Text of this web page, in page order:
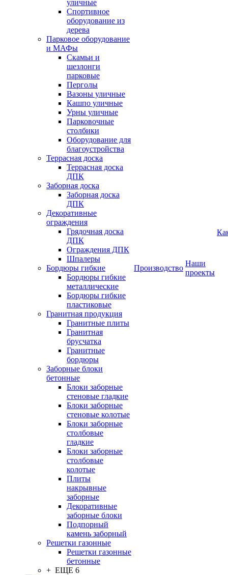
уличные
Спортивное
оборудование из
дерева
Парковое оборудование
и МАФы
Скамьи и
шезлонги
парковые
Перголы
Вазоны уличные
Кашпо уличные
Урны уличные
Парковочные
столбики
Оборудование для
благоустройства
Террасная доска
Террасная доска
ДПК
Заборная доска
Заборная доска
ДПК
Декоративные
ограждения
Грядочная доска
ДПК
Ограждения ДПК
Шпалеры
Бордюры гибкие
Бордюры гибкие
металлические
Бордюры гибкие
пластиковые
Гранитная продукция
Гранитные плиты
Гранитная
брусчатка
Гранитные
бордюры
Заборные блоки
бетонные
Блоки заборные
стеновые гладкие
Блоки заборные
стеновые колотые
Блоки заборные
столбовые
гладкие
Блоки заборные
столбовые
колотые
Плиты
накрывные
заборные
Декоративные
заборные блоки
Подпорный
камень заборный
Решетки газонные
Решетки газонные
бетонные
+ ЕЩЕ 6
Производство
Наши
проекты